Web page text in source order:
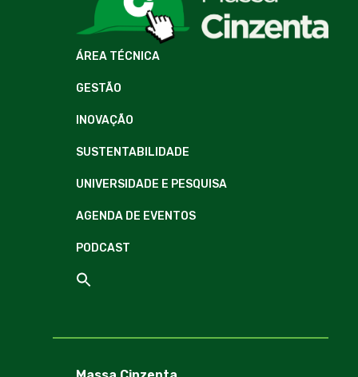
ÁREA TÉCNICA
GESTÃO
INOVAÇÃO
SUSTENTABILIDADE
UNIVERSIDADE E PESQUISA
AGENDA DE EVENTOS
PODCAST